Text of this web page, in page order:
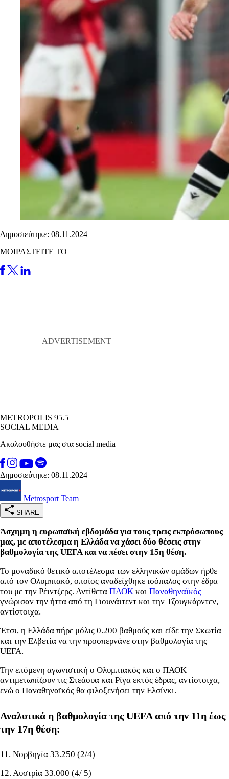
Δημοσιεύτηκε: 08.11.2024
ΜΟΙΡΑΣΤΕΙΤΕ ΤΟ
METROPOLIS 95.5
SOCIAL MEDIA
Ακολουθήστε μας στα social media
Δημοσιεύτηκε: 08.11.2024
Metrosport Team
SHARE
Άσχημη η ευρωπαϊκή εβδομάδα για τους τρεις εκπρόσωπους
μας, με αποτέλεσμα η Ελλάδα να χάσει δύο θέσεις στην
βαθμολογία της UEFA και να πέσει στην 15η θέση.
Το μοναδικό θετικό αποτέλεσμα των ελληνικών ομάδων ήρθε
από τον Ολυμπιακό, οποίος αναδείχθηκε ισόπαλος στην έδρα
του με την Ρέιντζερς. Αντίθετα ΠΑΟΚ και Παναθηναϊκός
γνώρισαν την ήττα από τη Γιουνάιτεντ και την Τζουγκάρντεν,
αντίστοιχα.
Έτσι, η Ελλάδα πήρε μόλις 0.200 βαθμούς και είδε την Σκωτία
και την Ελβετία να την προσπερνάνε στην βαθμολογία της
UEFA.
Την επόμενη αγωνιστική ο Ολυμπιακός και ο ΠΑΟΚ
αντιμετωπίζουν τις Στεάουα και Ρίγα εκτός έδρας, αντίστοιχα,
ενώ ο Παναθηναϊκός θα φιλοξενήσει την Ελσίνκι.
Αναλυτικά η βαθμολογία της UEFA από την 11η έως
την 17η θέση:
11. Νορβηγία 33.250 (2/4)
12. Αυστρία 33.000 (4/ 5)